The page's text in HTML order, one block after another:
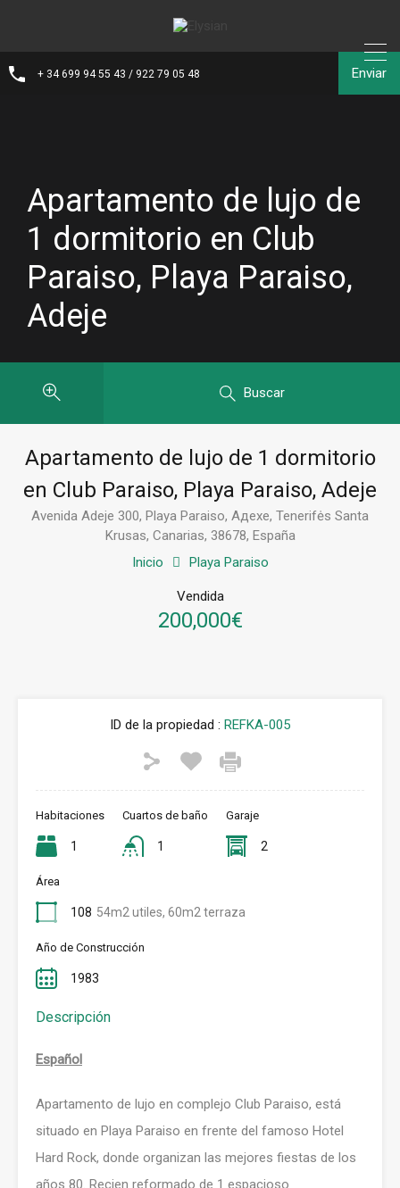
+ 34 699 94 55 43 / 922 79 05 48 Enviar
Apartamento de lujo de
1 dormitorio en Club
Paraiso, Playa Paraiso,
Adeje
Buscar
Apartamento de lujo de 1 dormitorio
en Club Paraiso, Playa Paraiso, Adeje
Avenida Adeje 300, Playa Paraiso, Адехе, Tenerifės Santa
Krusas, Canarias, 38678, España
Inicio
Playa Paraiso
Vendida
200,000€
ID de la propiedad : REFKA-005
Habitaciones
1
Cuartos de baño
1
Garaje
2
Área
108 54m2 utiles, 60m2 terraza
Año de Construcción
1983
Descripción
Español
Apartamento de lujo en complejo Club Paraiso, está
situado en Playa Paraiso en frente del famoso Hotel
Hard Rock, donde organizan las mejores fiestas de los
años 80. Recien reformado de 1 espacioso